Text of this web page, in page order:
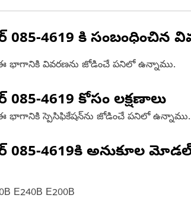
085-4619 కి సంబంధించిన
భాగానికి వివరణను జోడించే పనిలో ఉన్నాము.
085-4619 కోసం లక్షణాలు
భాగానికి స్పెసిఫికేషన్‌ను జోడించే పనిలో ఉన్నాము.
085-4619కి అనుకూల
E240B E200B